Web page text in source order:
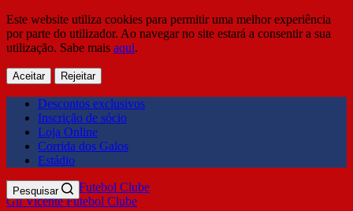
Este website utiliza cookies para permitir uma melhor experiência
por parte do utilizador. Ao navegar no site estará a consentir a sua
utilização. Sabe mais aqui.
Aceitar Rejeitar
Descontos exclusivos
Inscrição de sócio
Loja Online
Corrida dos Galos
Estádio
Gil Vicente Futebol Clube
Pesquisar